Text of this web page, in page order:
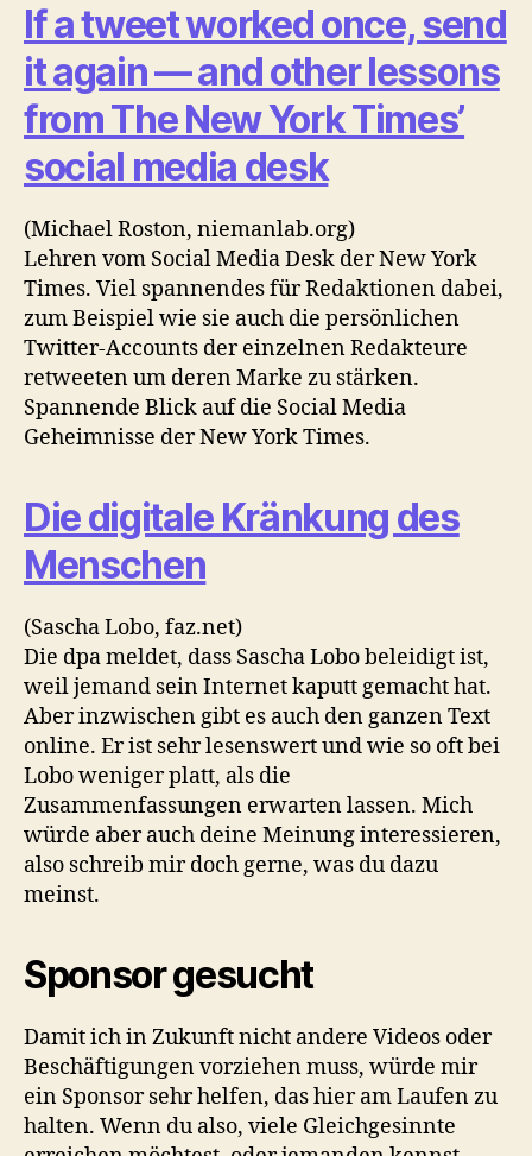
If a tweet worked once, send
it again — and other lessons
from The New York Times’
social media desk
(Michael Roston, niemanlab.org)
Lehren vom Social Media Desk der New York
Times. Viel spannendes für Redaktionen dabei,
zum Beispiel wie sie auch die persönlichen
Twitter-Accounts der einzelnen Redakteure
retweeten um deren Marke zu stärken.
Spannende Blick auf die Social Media
Geheimnisse der New York Times.
Die digitale Kränkung des
Menschen
(Sascha Lobo, faz.net)
Die dpa meldet, dass Sascha Lobo beleidigt ist,
weil jemand sein Internet kaputt gemacht hat.
Aber inzwischen gibt es auch den ganzen Text
online. Er ist sehr lesenswert und wie so oft bei
Lobo weniger platt, als die
Zusammenfassungen erwarten lassen. Mich
würde aber auch deine Meinung interessieren,
also schreib mir doch gerne, was du dazu
meinst.
Sponsor gesucht
Damit ich in Zukunft nicht andere Videos oder
Beschäftigungen vorziehen muss, würde mir
ein Sponsor sehr helfen, das hier am Laufen zu
halten. Wenn du also, viele Gleichgesinnte